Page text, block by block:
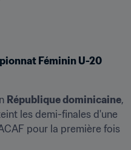
Féminin U-20
République dominicaine,
les demi-finales d'une
pour la première fois